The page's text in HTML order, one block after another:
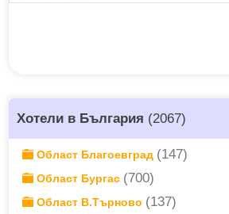
Хотели в България (2067)
Област Благоевград (147)
Област Бургас (700)
Област В.Търново (137)